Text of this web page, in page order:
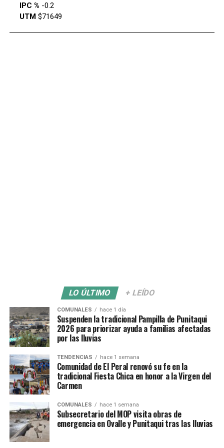
IPC % -0.2
UTM$71649
LO ÚLTIMO + LEÍDO
COMUNALES hace 1 día
Suspenden la tradicional Pampilla de Punitaqui
2026 para priorizar ayuda a familias afectadas
por las lluvias
TENDENCIAS hace 1 semana
Comunidad de El Peral renovó su fe en la
tradicional Fiesta Chica en honor a la Virgen del
Carmen
COMUNALES hace 1 semana
Subsecretario del MOP visita obras de
emergencia en Ovalle y Punitaqui tras las lluvias